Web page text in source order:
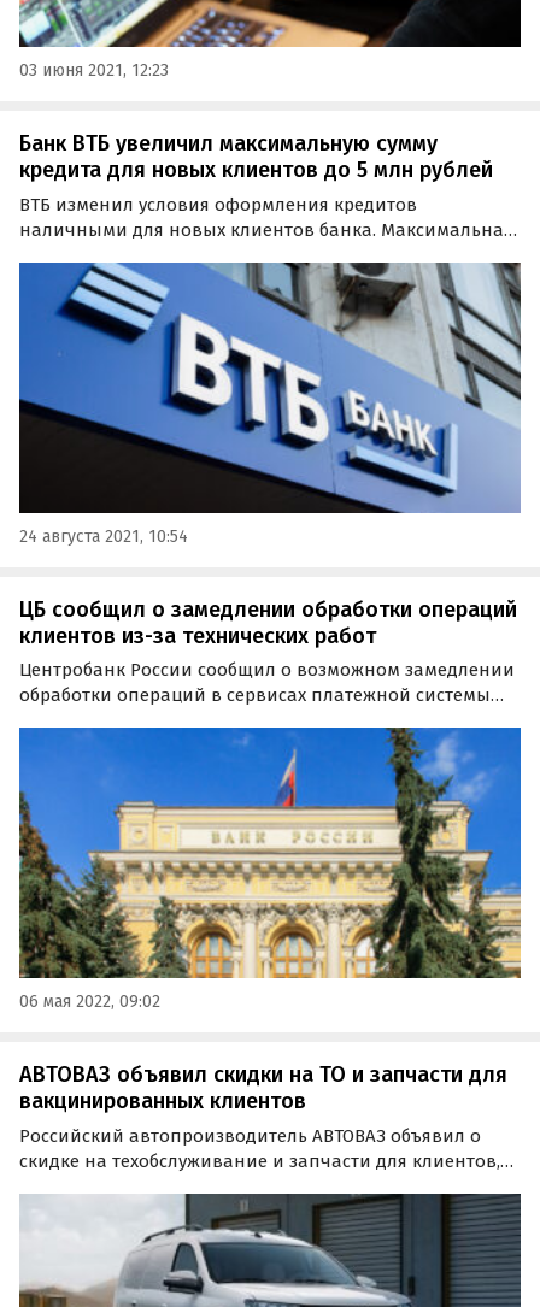
03 июня 2021, 12:23
Банк ВТБ увеличил максимальную сумму
кредита для новых клиентов до 5 млн рублей
ВТБ изменил условия оформления кредитов
наличными для новых клиентов банка. Максимальная
клиентов и составила 5 млн рублей, а минимальная до
конца августа снизится с 50 до 30 тысяч рублей.
24 августа 2021, 10:54
ЦБ сообщил о замедлении обработки операций
клиентов из-за технических работ
Центробанк России сообщил о возможном замедлении
обработки операций в сервисах платежной системы
сообщений), связанными с техническими работами.
06 мая 2022, 09:02
АВТОВАЗ объявил скидки на ТО и запчасти для
вакцинированных клиентов
Российский автопроизводитель АВТОВАЗ объявил о
скидке на техобслуживание и запчасти для клиентов,
известно «Где и что», акция для владельцев
автомобилей LADA и клиентов магазинов LADA Dеталь…